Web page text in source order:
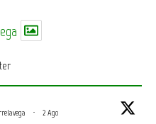
· 2 Ago